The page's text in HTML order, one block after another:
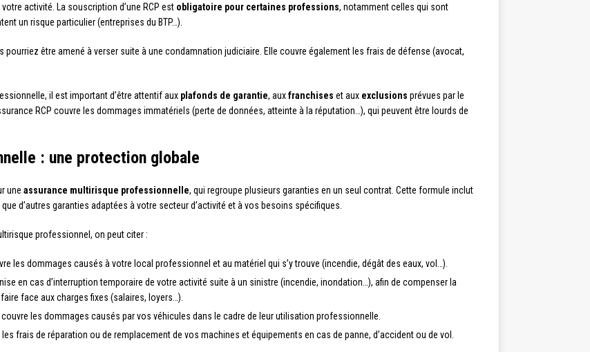
activité. La souscription d’une RCP est obligatoire pour certaines professions, notamment celles qui sont
un risque particulier (entreprises du BTP…).
être amené à verser suite à une condamnation judiciaire. Elle couvre également les frais de défense (avocat,
il est important d’être attentif aux plafonds de garantie, auxfranchises et aux exclusions prévues par le
RCP couvre les dommages immatériels (perte de données, atteinte à la réputation…), qui peuvent être lourds de
: une protection globale
une assurance multirisque professionnelle, qui regroupe plusieurs garanties en un seul contrat. Cette formule inclut
d’autres garanties adaptées à votre secteur d’activité et à vos besoins spécifiques.
professionnel, on peut citer :
les dommages causés à votre local professionnel et au matériel qui s’y trouve (incendie, dégât des eaux, vol…).
en cas d’interruption temporaire de votre activité suite à un sinistre (incendie, inondation…), afin de compenser la
face aux charges fixes (salaires, loyers…).
les dommages causés par vos véhicules dans le cadre de leur utilisation professionnelle.
frais de réparation ou de remplacement de vos machines et équipements en cas de panne, d’accident ou de vol.